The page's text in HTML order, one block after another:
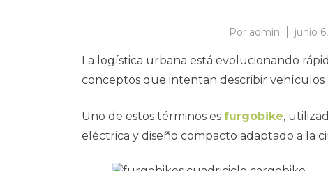
Por admin junio
La logística urbana está evolucionando
conceptos que intentan describir
Uno de estos términos es furgobike,
eléctrica y diseño compacto adaptado a la